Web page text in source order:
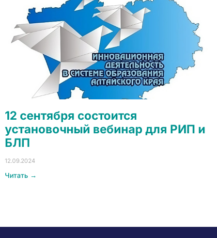
12 сентября состоится
установочный вебинар для РИП и
БЛП
12.09.2024
Читать →